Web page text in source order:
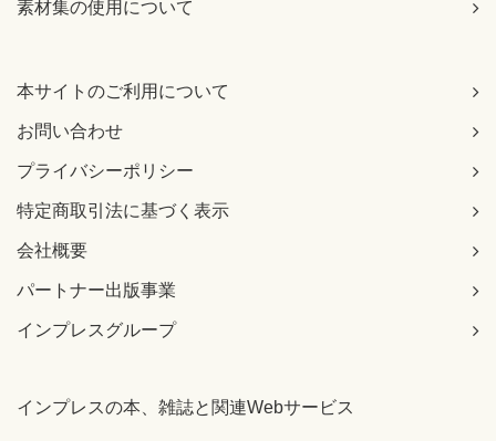
素材集の使用について
本サイトのご利用について
お問い合わせ
プライバシーポリシー
特定商取引法に基づく表示
会社概要
パートナー出版事業
インプレスグループ
インプレスの本、雑誌と関連Webサービス